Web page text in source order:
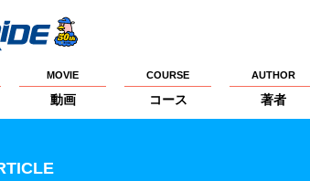
MOVIE
動画
COURSE
コース
AUTHOR
著者